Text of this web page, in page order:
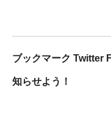
ブックマーク Twitter
知らせよう！